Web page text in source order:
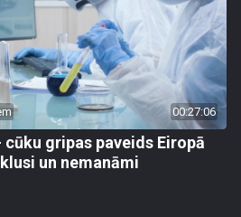
00:27:06
gripas paveids Eiropā
un nemanāmi